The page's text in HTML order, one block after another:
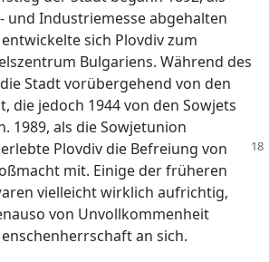
und Industriemesse abgehalten
sich Plovdiv zum
Bulgariens. Während des
Stadt vorübergehend von den
die jedoch 1944 von den Sowjets
1989, als die Sowjetunion
Plovdiv die Befreiung von
mit. Einige der früheren
vielleicht wirklich aufrichtig,
von Unvollkommenheit
an sich.